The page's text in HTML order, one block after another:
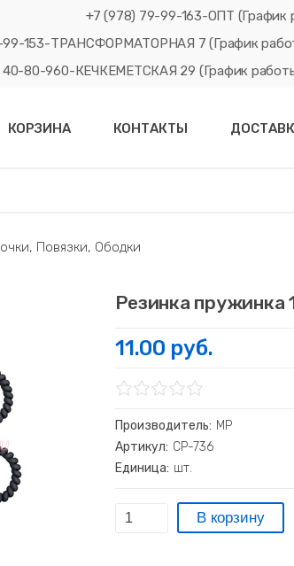
+7 (978) 79-99-163-ОПТ (График
99-153-ТРАНСФОРМАТОРНАЯ 7 (График
40-80-960-КЕЧКЕМЕТСКАЯ 29 (График
КОРЗИНА КОНТАКТЫ
Повязки, Ободки
Резинка пружинка
11.00 руб.
Производитель: МР
Артикул: СР-736
Единица: шт.